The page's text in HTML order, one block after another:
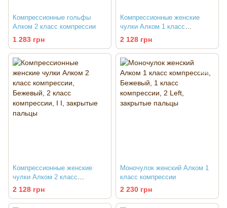
Компрессионные гольфы
Алком 2 класс компрессии
1 283 грн
Компрессионные женские
чулки Алком 1 класс
компрессии
2 128 грн
Компрессионные женские
чулки Алком 2 класс
компрессии
2 128 грн
Моночулок женский Алком 1
класс компрессии
2 230 грн